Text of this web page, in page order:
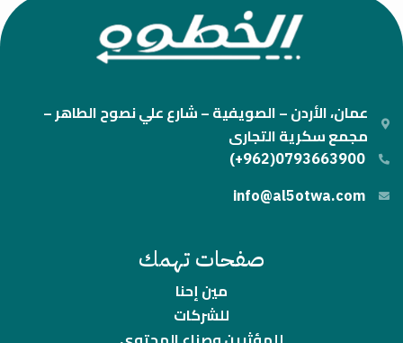
عمان، الأردن – الصويفية – شارع علي نصوح الطاهر –
مجمع سكرية التجارى
0793663900(962+)
info@al5otwa.com
صفحات تهمك
مين إحنا
للشركات